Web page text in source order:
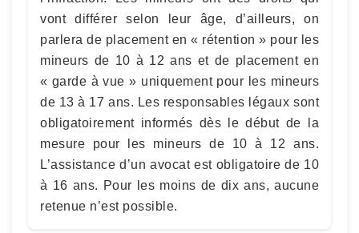
vont différer selon leur âge, d’ailleurs, on
parlera de placement en « rétention » pour les
mineurs de 10 à 12 ans et de placement en
« garde à vue » uniquement pour les mineurs
de 13 à 17 ans. Les responsables légaux sont
obligatoirement informés dès le début de la
mesure pour les mineurs de 10 à 12 ans.
L’assistance d’un avocat est obligatoire de 10
à 16 ans. Pour les moins de dix ans, aucune
retenue n’est possible.